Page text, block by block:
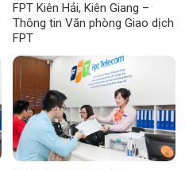
FPT Kiên Hải, Kiên Giang –
Thông tin Văn phòng Giao dịch
FPT